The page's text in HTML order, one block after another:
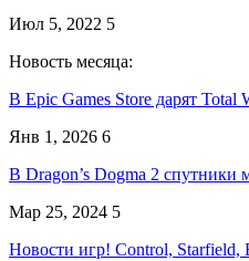
Июл 5, 2022 5
Новость месяца:
В Epic Games Store дарят
Янв 1, 2026 6
В Dragon’s Dogma 2 спутники
Мар 25, 2024 5
Новости игр! Control, Starfield,